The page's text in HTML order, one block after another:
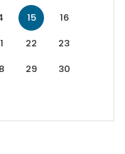
15
16
22
23
29
30